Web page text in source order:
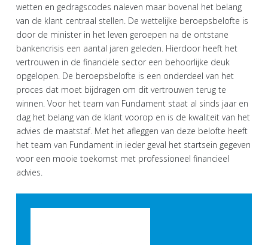
wetten en gedragscodes naleven maar bovenal het belang
van de klant centraal stellen. De wettelijke beroepsbelofte is
door de minister in het leven geroepen na de ontstane
bankencrisis een aantal jaren geleden. Hierdoor heeft het
vertrouwen in de financiële sector een behoorlijke deuk
opgelopen. De beroepsbelofte is een onderdeel van het
proces dat moet bijdragen om dit vertrouwen terug te
winnen. Voor het team van Fundament staat al sinds jaar en
dag het belang van de klant voorop en is de kwaliteit van het
advies de maatstaf. Met het afleggen van deze belofte heeft
het team van Fundament in ieder geval het startsein gegeven
voor een mooie toekomst met professioneel financieel
advies.